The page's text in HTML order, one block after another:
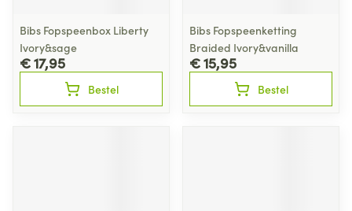
Bibs Fopspeenbox Liberty
Ivory&sage
€ 17,95
Bestel
Bibs Fopspeenketting
Braided Ivory&vanilla
€ 15,95
Bestel